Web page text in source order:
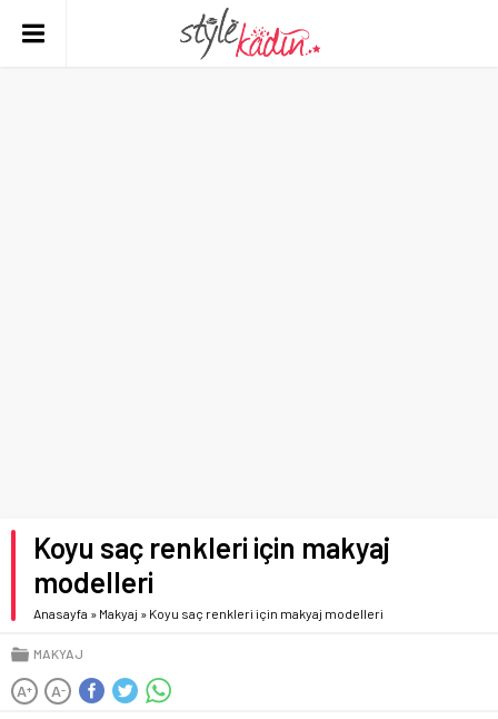
Koyu saç renkleri için makyaj
modelleri
Anasayfa » Makyaj » Koyu saç renkleri için makyaj modelleri
MAKYAJ
A+ A-